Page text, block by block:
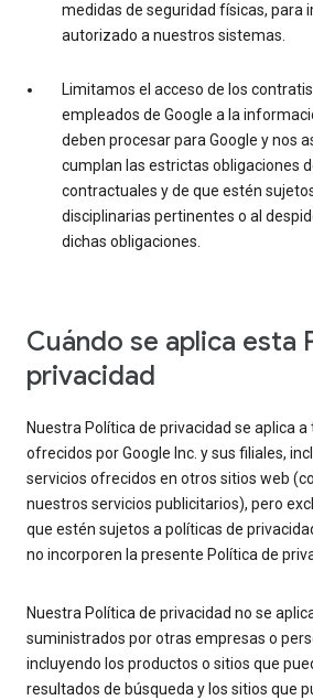
medidas de seguridad físicas, para
autorizado a nuestros sistemas.
Limitamos el acceso de los
empleados de Google a la
deben procesar para Google y nos
cumplan las estrictas obligaciones
contractuales y de que estén
disciplinarias pertinentes o al
dichas obligaciones.
Cuándo se aplica esta
privacidad
Nuestra Política de privacidad se aplica
ofrecidos por Google Inc. y sus filiales,
servicios ofrecidos en otros sitios web
nuestros servicios publicitarios), pero
que estén sujetos a políticas de
no incorporen la presente Política de
Nuestra Política de privacidad no se
suministrados por otras empresas o
incluyendo los productos o sitios que
resultados de búsqueda y los sitios que